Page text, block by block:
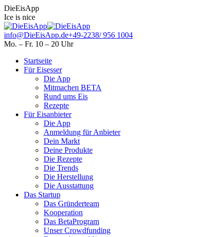
Skip
to
content
Facebook
page
opens
in
new
Instagram
page
opens
in
new
DieEisApp
Ice is nice
info@DieEisApp.de+49-2238/ 956 1004
Mo. – Fr. 10 – 20 Uhr
Startseite
Für Eisesser
Die App
Mitmachen BETA
Rund ums Eis
Rezepte
Für Eisanbieter
Die App
Anmeldung für Anbieter
Dein Markt
Deine Produkte
Die Rezepte
Die Trends
Die Herstellung
Die Ausstattung
Das Startup
Das Gründerteam
Kooperation
Das BetaProgram
Unser Crowdfunding